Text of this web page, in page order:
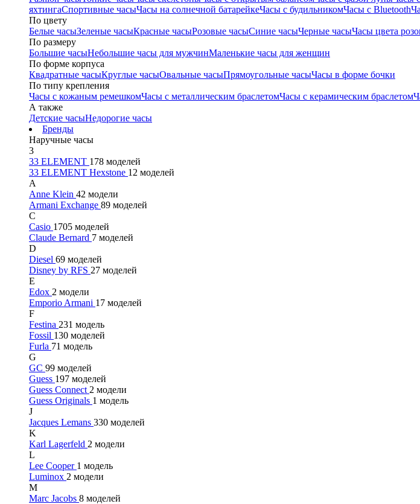
яхтингаСпортивные часыЧасы на солнечной батарейкеЧасы с будильникомЧасы с Bluetooth
По цвету
Белые часыЗеленые часыКрасные часыРозовые часыСиние часыЧерные часыЧасы цвета
По размеру
Большие часыНебольшие часы для мужчинМаленькие часы для женщин
По форме корпуса
Квадратные часыКруглые часыОвальные часыПрямоугольные часыЧасы в форме бочки
По типу крепления
Часы с кожаным ремешкомЧасы с металлическим браслетомЧасы с керамическим браслетом
А также
Детские часыНедорогие часы
Бренды
Наручные часы
3
33 ELEMENT 178 моделей
33 ELEMENT Hexstone 12 моделей
A
Anne Klein 42 модели
Armani Exchange 89 моделей
C
Casio 1705 моделей
Claude Bernard 7 моделей
D
Diesel 69 моделей
Disney by RFS 27 моделей
E
Edox 2 модели
Emporio Armani 17 моделей
F
Festina 231 модель
Fossil 130 моделей
Furla 71 модель
G
GC 99 моделей
Guess 197 моделей
Guess Connect 2 модели
Guess Originals 1 модель
J
Jacques Lemans 330 моделей
K
Karl Lagerfeld 2 модели
L
Lee Cooper 1 модель
Luminox 2 модели
M
Marc Jacobs 8 моделей